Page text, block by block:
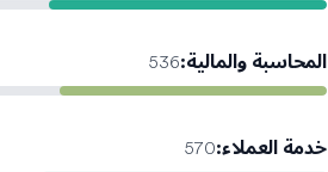
المحاسبة والمالية:
536
خدمة العملاء:
570